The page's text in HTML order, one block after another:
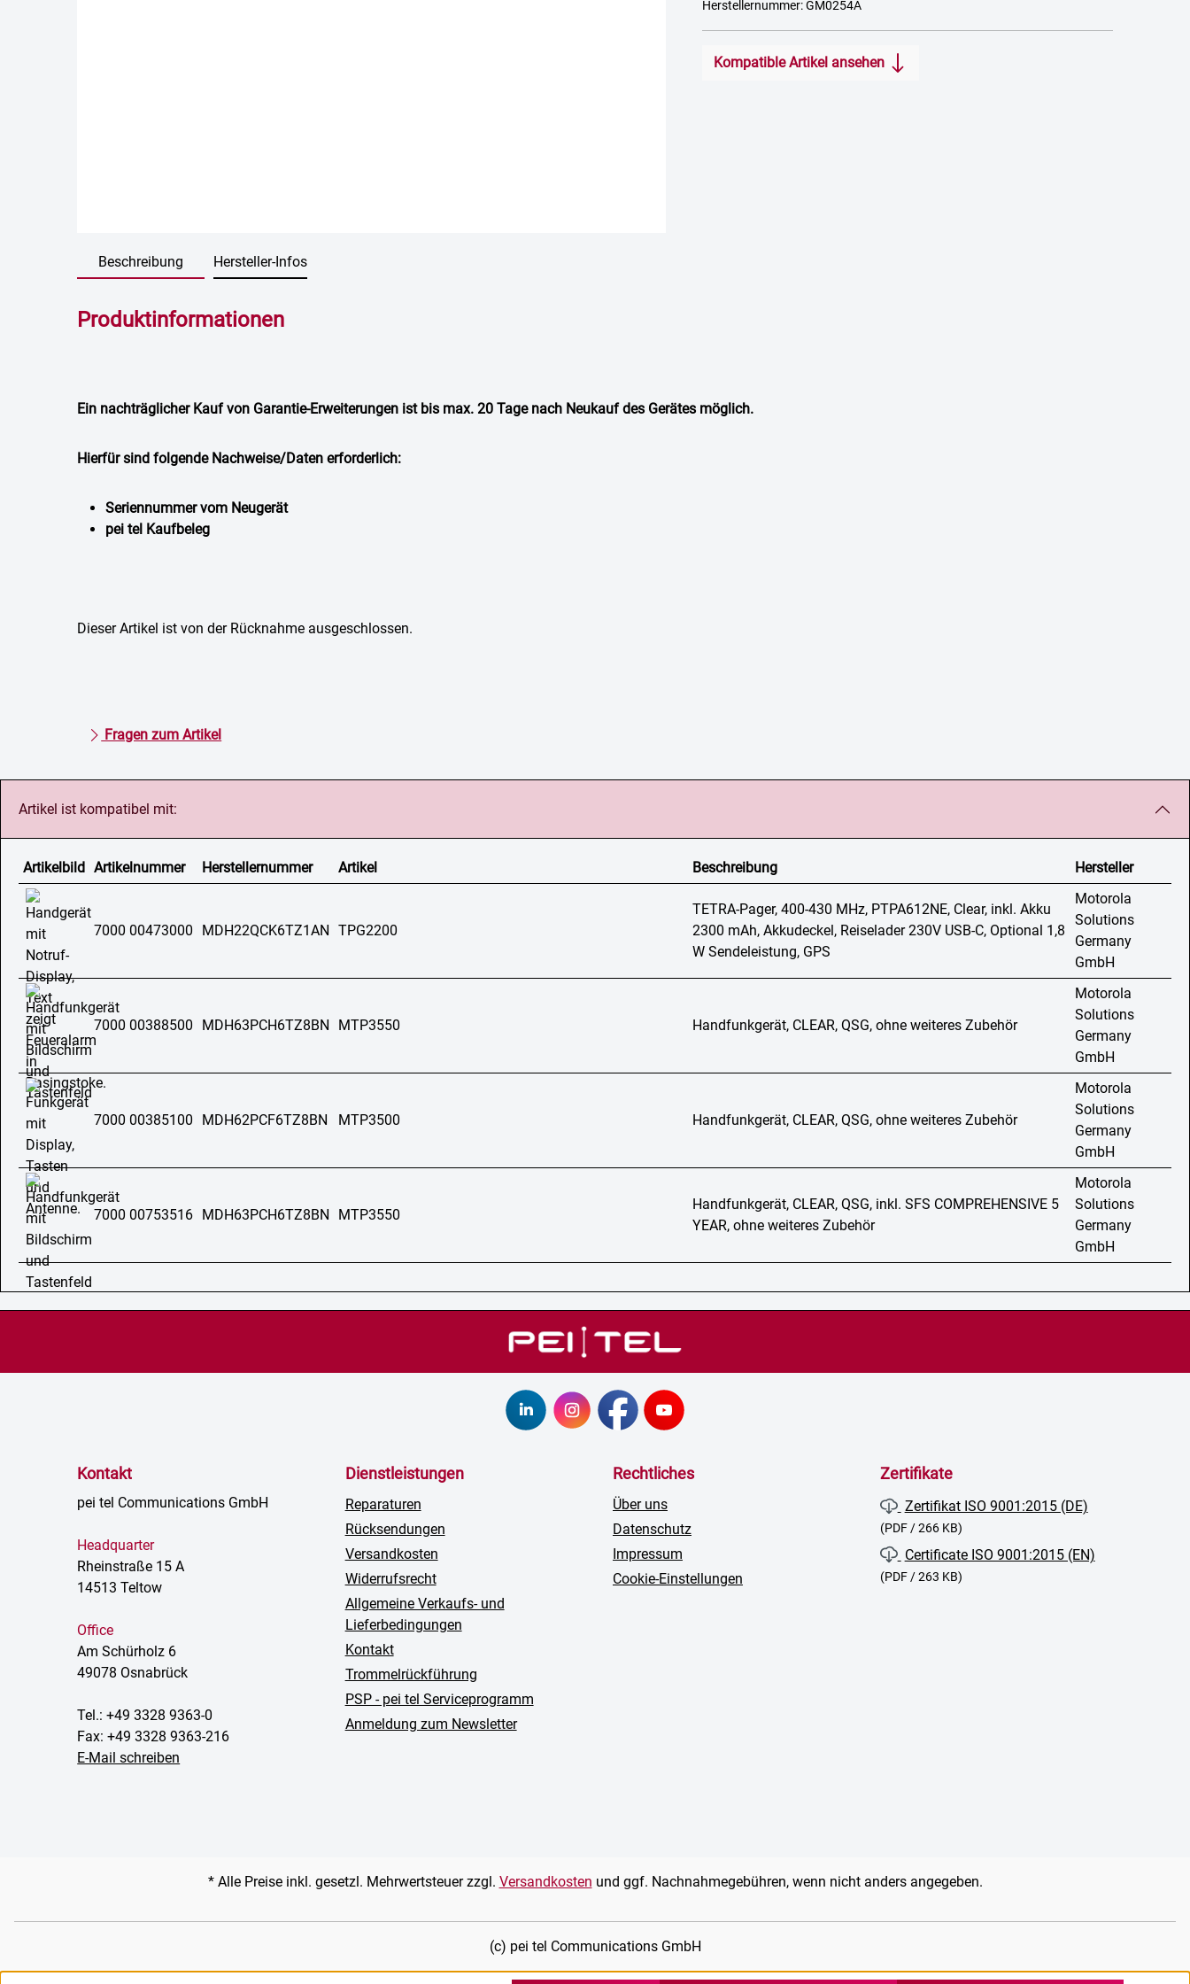
Herstellernummer: GM0254A
Kompatible Artikel ansehen
Beschreibung Hersteller-Infos
Produktinformationen
Ein nachträglicher Kauf von Garantie-Erweiterungen ist bis max. 20 Tage nach Neukauf des Gerätes möglich.
Hierfür sind folgende Nachweise/Daten erforderlich:
Seriennummer vom Neugerät
pei tel Kaufbeleg
Dieser Artikel ist von der Rücknahme ausgeschlossen.
Fragen zum Artikel
Artikel ist kompatibel mit:
Artikelbild Artikelnummer Herstellernummer Artikel Beschreibung Hersteller
7000 00473000 MDH22QCK6TZ1AN TPG2200
TETRA-Pager, 400-430 MHz, PTPA612NE, Clear, inkl. Akku
2300 mAh, Akkudeckel, Reiselader 230V USB-C, Optional 1,8
W Sendeleistung, GPS
Motorola
Solutions
Germany
GmbH
7000 00388500 MDH63PCH6TZ8BN MTP3550 Handfunkgerät, CLEAR, QSG, ohne weiteres Zubehör
Motorola
Solutions
Germany
GmbH
7000 00385100 MDH62PCF6TZ8BN MTP3500 Handfunkgerät, CLEAR, QSG, ohne weiteres Zubehör
Motorola
Solutions
Germany
GmbH
7000 00753516 MDH63PCH6TZ8BN MTP3550
Handfunkgerät, CLEAR, QSG, inkl. SFS COMPREHENSIVE 5
YEAR, ohne weiteres Zubehör
Motorola
Solutions
Germany
GmbH
Kontakt
pei tel Communications GmbH
Headquarter
Rheinstraße 15 A
14513 Teltow
Office
Am Schürholz 6
49078 Osnabrück
Tel.: +49 3328 9363-0
Fax: +49 3328 9363-216
E-Mail schreiben
Dienstleistungen
Reparaturen
Rücksendungen
Versandkosten
Widerrufsrecht
Allgemeine Verkaufs- und
Lieferbedingungen
Kontakt
Trommelrückführung
PSP - pei tel Serviceprogramm
Anmeldung zum Newsletter
Rechtliches
Über uns
Datenschutz
Impressum
Cookie-Einstellungen
Zertifikate
Zertifikat ISO 9001:2015 (DE)
(PDF / 266 KB)
Certificate ISO 9001:2015 (EN)
(PDF / 263 KB)
* Alle Preise inkl. gesetzl. Mehrwertsteuer zzgl. Versandkosten und ggf. Nachnahmegebühren, wenn nicht anders angegeben.
(c) pei tel Communications GmbH